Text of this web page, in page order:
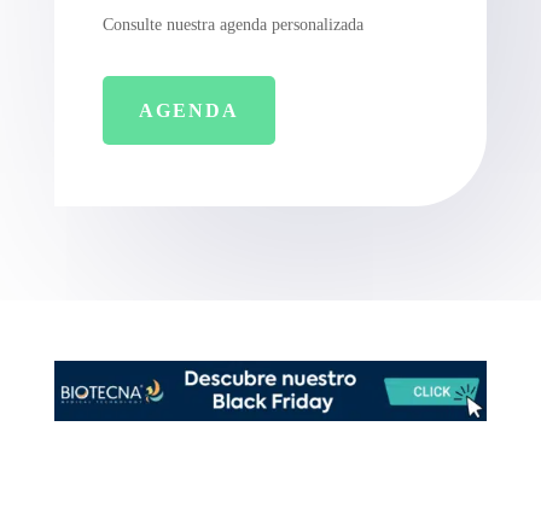
Consulte nuestra agenda personalizada
AGENDA